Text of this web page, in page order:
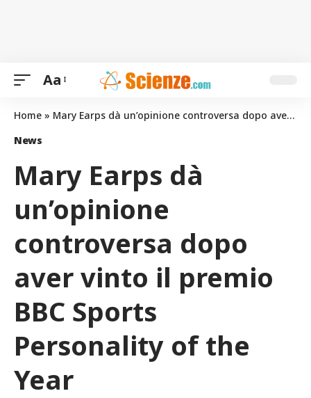
Aa
Home » Mary Earps dà un’opinione controversa dopo aver vinto il premio BBC Sports Personality of the Year
News
Mary Earps dà
un’opinione
controversa dopo
aver vinto il premio
BBC Sports
Personality of the
Year